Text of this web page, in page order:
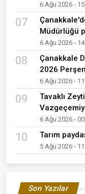
6 Ağu 2026 -
07
Müdürlüğü
6 Ağu 2026 -
08
Çanakkale
2026
6 Ağu 2026 -
09
Tavaklı
6 Ağu 2026 -
10 Tarım
5 Ağu 2026 -
Son Yazılar